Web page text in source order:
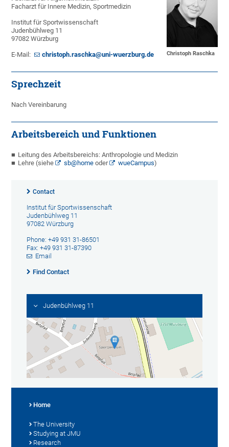
Christoph Raschka
Facharzt für Innere Medizin, Sportmedizin
Institut für Sportwissenschaft
Judenbühlweg 11
97082 Würzburg
E-Mail: christoph.raschka@uni-wuerzburg.de
Sprechzeit
Nach Vereinbarung
Arbeitsbereich und Funktionen
Leitung des Arbeitsbereichs: Anthropologie und Medizin
Lehre (siehe
sb@home oder wueCampus)
Contact
Institut für Sportwissenschaft
Judenbühlweg 11
97082 Würzburg
Phone: +49 931 31-86501
Fax: +49 931 31-87390
Email
Find Contact
Judenbühlweg 11
Home
The University
Studying at JMU
Research